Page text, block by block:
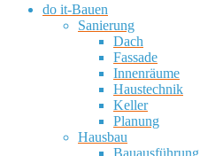
do it-Bauen
Sanierung
Dach
Fassade
Innenräume
Haustechnik
Keller
Planung
Hausbau
Bauausführung